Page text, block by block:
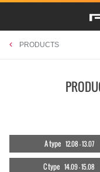
LAYBACK VN5
XV
IMPREZA GJ/GP
FORESTER SH
SCHEDULE PROSHOPS
Instagram X Twitter
PRODUCTS
A type 12.08 - 13.07
C type 14.09 - 15.08